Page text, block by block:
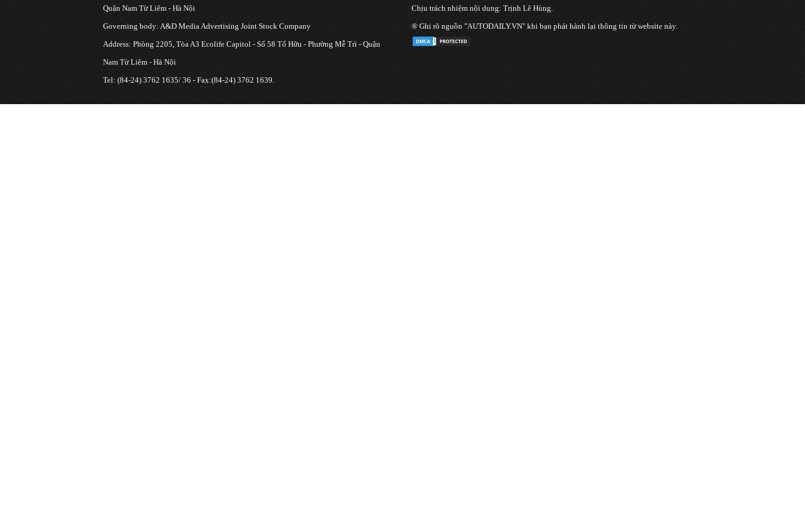
Quận Nam Từ Liêm - Hà Nội
Governing body: A&D Media Advertising Joint Stock Company
Address: Phòng 2205, Tòa A3 Ecolife Capitol - Số 58 Tố Hữu - Phường Mễ Trì - Quận
Nam Từ Liêm - Hà Nội
Tel: (84-24) 3762 1635/ 36 - Fax:(84-24) 3762 1639.
Chịu trách nhiệm nội dung: Trịnh Lê Hùng.
® Ghi rõ nguồn "AUTODAILY.VN" khi bạn phát hành lại thông tin từ website này.